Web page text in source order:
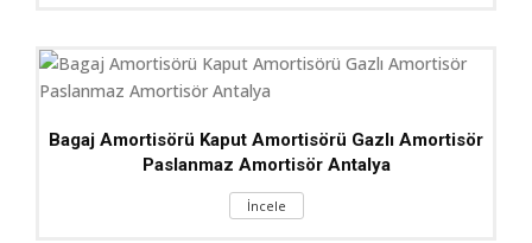
Bagaj Amortisörü Kaput Amortisörü Gazlı Amortisör
Paslanmaz Amortisör Antalya
İncele